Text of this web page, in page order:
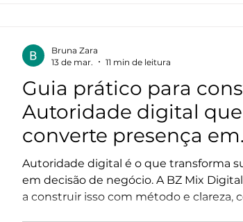
Guia prático para
Autoridade digital que
converte presença em
decisão de negócio
Autoridade digital é o que transforma
em decisão de negócio. A BZ Mix
a construir isso com método e clareza,
Bruna Zara
13 de mar.
11 min de leitura